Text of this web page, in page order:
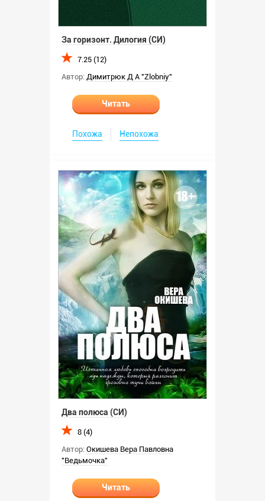
За горизонт. Дилогия (СИ)
7.25 (12)
Автор: Димитрюк Д А "Zlobniy"
Читать
Похожа Непохожа
Два полюса (СИ)
8 (4)
Автор: Окишева Вера Павловна
"Ведьмочка"
Читать